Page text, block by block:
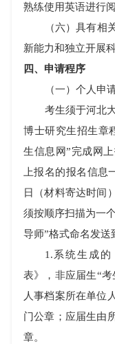
熟练使用英语进行
（六）具有相
新能力和独立开展
四、申请程序
（一）个人申
考生须于河北
博士研究生招生章
生信息网”完成网
上报名的报名信息
日（材料寄达时间
须按顺序扫描为一个
导师”格式命名发送
1.系统生成
表》，非应届生“考
人事档案所在单位
门公章；应届生由
章。